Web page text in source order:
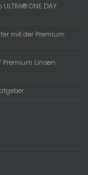
ONE DAY
mit der Premium
Linsen